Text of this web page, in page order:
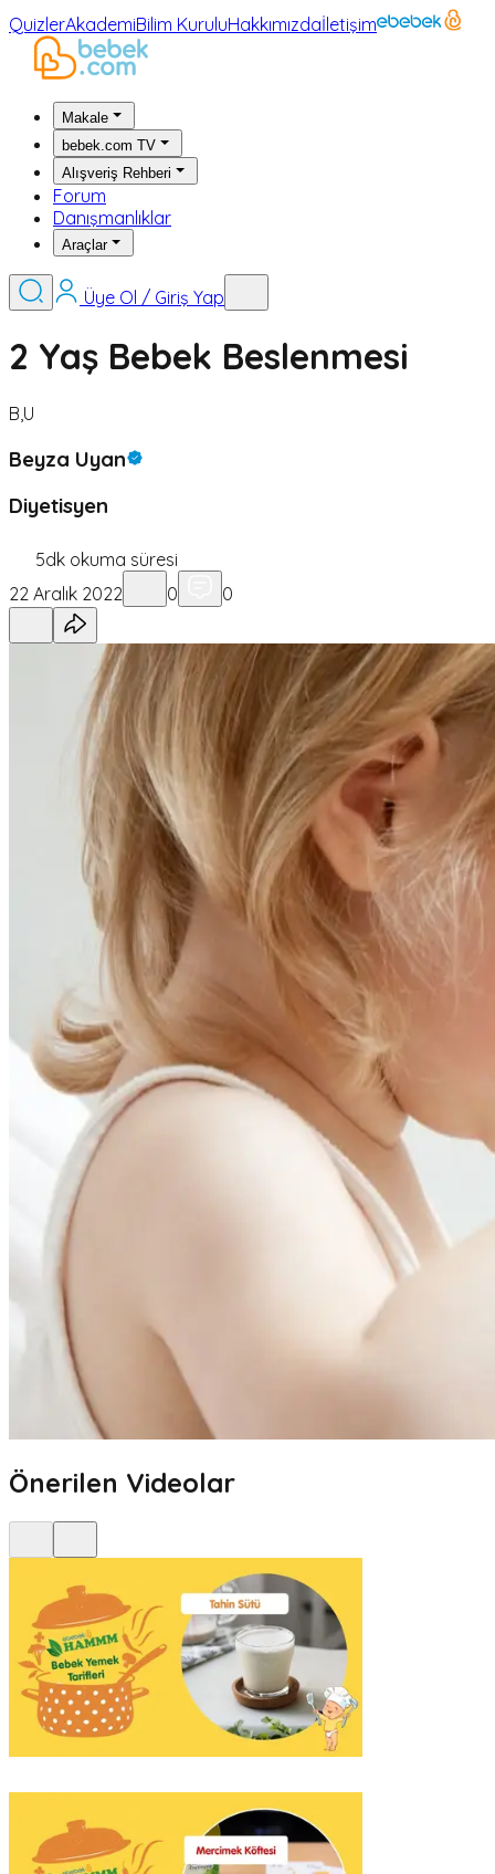
QuizlerAkademiBilim KuruluHakkımızdaİletişim
Makale
bebek.com TV
Alışveriş Rehberi
Forum
Danışmanlıklar
Araçlar
Üye Ol / Giriş Yap
2 Yaş Bebek Beslenmesi
B,U
Beyza Uyan
Diyetisyen
5dk okuma süresi
22 Aralık 2022
0 0
Önerilen Videolar